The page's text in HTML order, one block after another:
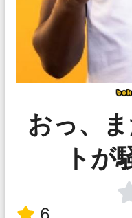
おっ、
トが